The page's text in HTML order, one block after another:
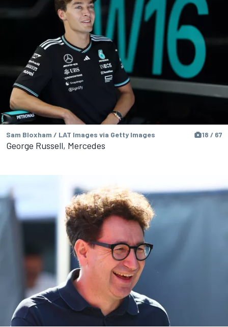
Sam Bloxham / LAT Images via Getty Images 18 / 67
George Russell, Mercedes